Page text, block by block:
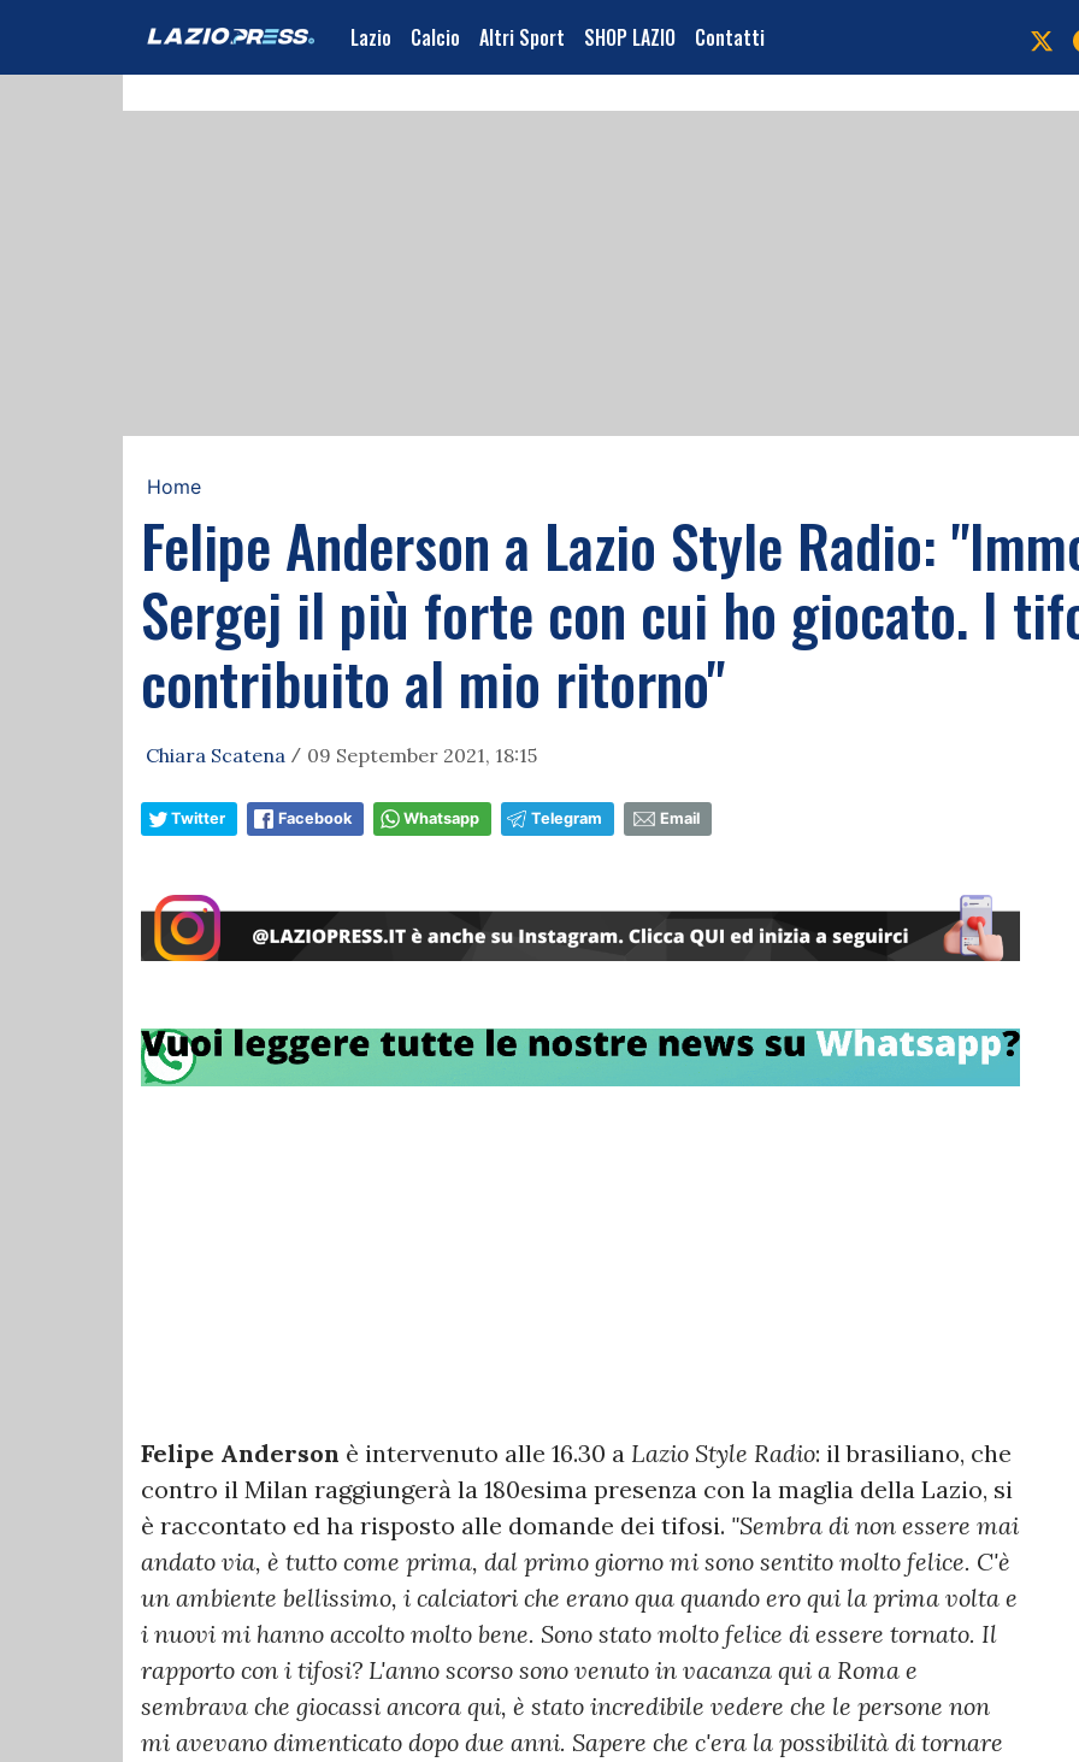
Lazio Calcio Altri Sport SHOP LAZIO Contatti
Home
Felipe Anderson a Lazio Style Radio:
Sergej il più forte con cui ho giocato. I
contribuito al mio ritorno"
Chiara Scatena / 09 September 2021, 18:15
Twitter Facebook Whatsapp Telegram Email
Felipe Anderson è intervenuto alle 16.30 a Lazio Style Radio: il brasiliano, che
contro il Milan raggiungerà la 180esima presenza con la maglia della Lazio, si
è raccontato ed ha risposto alle domande dei tifosi. "Sembra di non essere mai
andato via, è tutto come prima, dal primo giorno mi sono sentito molto felice. C'è
un ambiente bellissimo, i calciatori che erano qua quando ero qui la prima volta e
i nuovi mi hanno accolto molto bene. Sono stato molto felice di essere tornato. Il
rapporto con i tifosi? L'anno scorso sono venuto in vacanza qui a Roma e
sembrava che giocassi ancora qui, è stato incredibile vedere che le persone non
mi avevano dimenticato dopo due anni. Sapere che c'era la possibilità di tornare